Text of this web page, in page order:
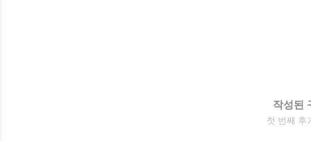
작성된
첫 번째 후